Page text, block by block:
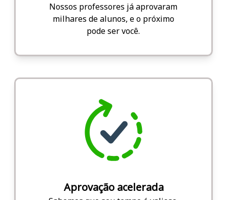
Nossos professores já aprovaram
milhares de alunos, e o próximo
pode ser você.
Aprovação acelerada